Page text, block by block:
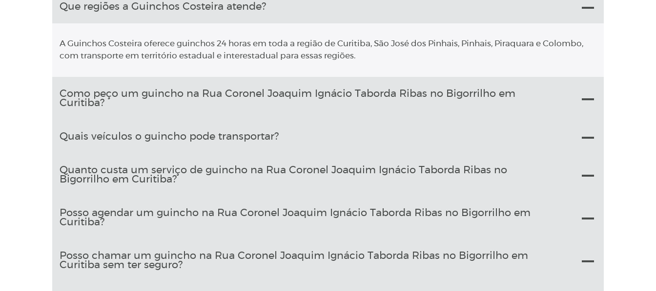
Que regiões a Guinchos Costeira atende?
A Guinchos Costeira oferece guinchos 24 horas em toda a região de Curitiba, São José dos Pinhais, Pinhais, Piraquara e Colombo,
com transporte em território estadual e interestadual para essas regiões.
Como peço um guincho na Rua Coronel Joaquim Ignácio Taborda Ribas no Bigorrilho em
Curitiba?
Quais veículos o guincho pode transportar?
Quanto custa um serviço de guincho na Rua Coronel Joaquim Ignácio Taborda Ribas no
Bigorrilho em Curitiba?
Posso agendar um guincho na Rua Coronel Joaquim Ignácio Taborda Ribas no Bigorrilho em
Curitiba?
Posso chamar um guincho na Rua Coronel Joaquim Ignácio Taborda Ribas no Bigorrilho em
Curitiba sem ter seguro?